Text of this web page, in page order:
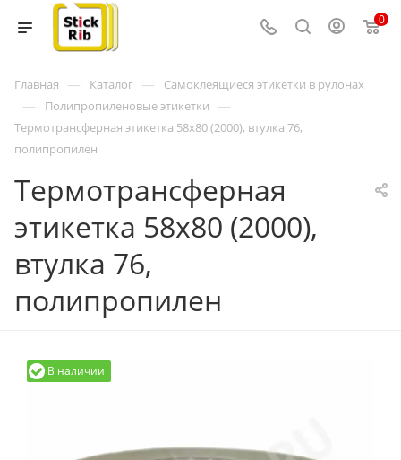
0
Главная — Каталог — Самоклеящиеся этикетки в рулонах
— Полипропиленовые этикетки —
Термотрансферная этикетка 58x80 (2000), втулка 76,
полипропилен
Термотрансферная
этикетка 58x80 (2000),
втулка 76,
полипропилен
В наличии